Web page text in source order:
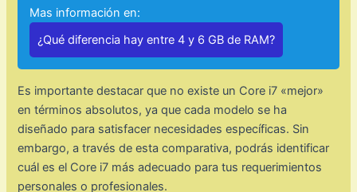
Mas información en:
¿Qué diferencia hay entre 4 y 6 GB de RAM?
Es importante destacar que no existe un Core i7 «mejor»
en términos absolutos, ya que cada modelo se ha
diseñado para satisfacer necesidades específicas. Sin
embargo, a través de esta comparativa, podrás identificar
cuál es el Core i7 más adecuado para tus requerimientos
personales o profesionales.